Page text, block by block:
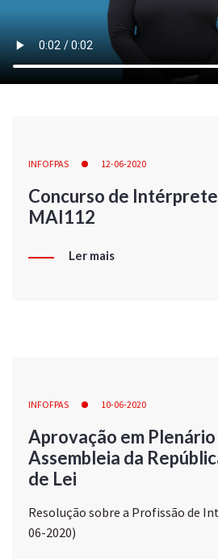
INFOFPAS 12-06-2020
Concurso de Intérprete
MAI112
Ler mais
INFOFPAS 10-06-2020
Aprovação em Plenário
Assembleia da
de Lei
Resolução sobre a Profissão de
06-2020)